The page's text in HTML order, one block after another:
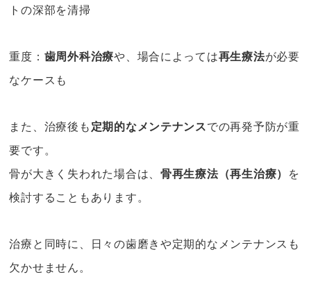
トの深部を清掃
重度： 歯周外科治療や、場合によっては再生療法が必要
なケースも
また、治療後も 定期的なメンテナンスでの再発予防が重
要です。
骨が大きく失われた場合は、 骨再生療法（再生治療）
を
検討することもあります。
治療と同時に、日々の歯磨きや定期的なメンテナンスも
欠かせません。